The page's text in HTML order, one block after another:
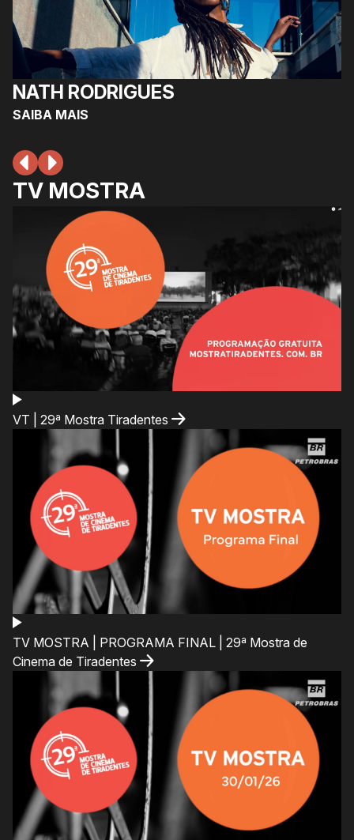
NATH RODRIGUES
SAIBA MAIS
TV MOSTRA
VT | 29ª Mostra Tiradentes
TV MOSTRA | PROGRAMA FINAL | 29ª Mostra de
Cinema de Tiradentes